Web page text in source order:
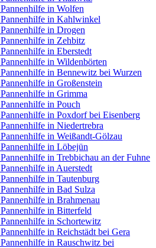
in Wolfen
in Kahlwinkel
in Drogen
in Zehbitz
in Eberstedt
in Wildenbörten
in Bennewitz bei Wurzen
in Großenstein
in Grimma
in Pouch
in Poxdorf bei Eisenberg
in Niedertrebra
in Weißandt-Gölzau
in Löbejün
in Trebbichau an der Fuhne
in Auerstedt
in Tautenburg
in Bad Sulza
in Brahmenau
in Bitterfeld
in Schortewitz
in Reichstädt bei Gera
in Rauschwitz bei